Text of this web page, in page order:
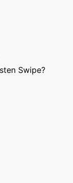
Swipe?